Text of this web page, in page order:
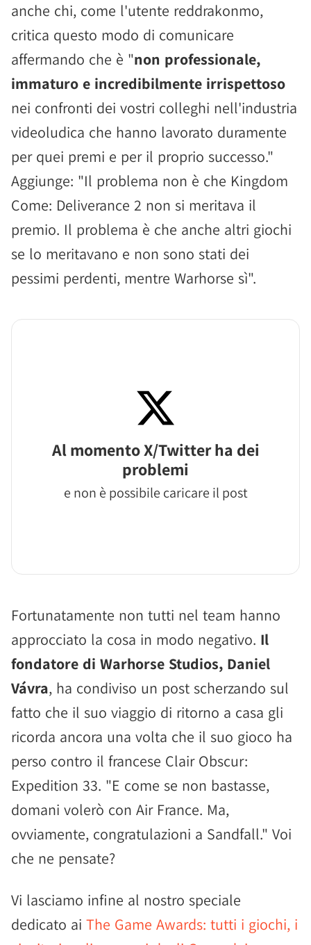
anche chi, come l'utente reddrakonmo,
critica questo modo di comunicare
affermando che è "non professionale,
immaturo e incredibilmente irrispettoso
nei confronti dei vostri colleghi nell'industria
videoludica che hanno lavorato duramente
per quei premi e per il proprio successo."
Aggiunge: "Il problema non è che Kingdom
Come: Deliverance 2 non si meritava il
premio. Il problema è che anche altri giochi
se lo meritavano e non sono stati dei
pessimi perdenti, mentre Warhorse sì".
Al momento X/Twitter ha dei
problemi
e non è possibile caricare il post
Fortunatamente non tutti nel team hanno
approcciato la cosa in modo negativo. Il
fondatore di Warhorse Studios, Daniel
Vávra, ha condiviso un post scherzando sul
fatto che il suo viaggio di ritorno a casa gli
ricorda ancora una volta che il suo gioco ha
perso contro il francese Clair Obscur:
Expedition 33. "E come se non bastasse,
domani volerò con Air France. Ma,
ovviamente, congratulazioni a Sandfall." Voi
che ne pensate?
Vi lasciamo infine al nostro speciale
dedicato ai The Game Awards: tutti i giochi, i